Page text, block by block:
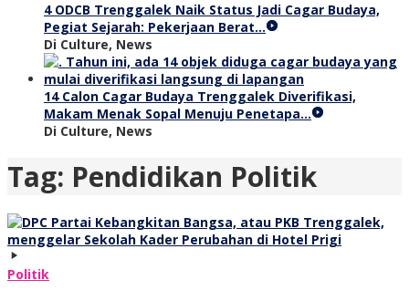
4 ODCB Trenggalek Naik Status Jadi Cagar Budaya,
Pegiat Sejarah: Pekerjaan Berat…
Di Culture, News
14 Calon Cagar Budaya Trenggalek Diverifikasi,
Makam Menak Sopal Menuju Penetapa…
Di Culture, News
Tag: Pendidikan Politik
Politik